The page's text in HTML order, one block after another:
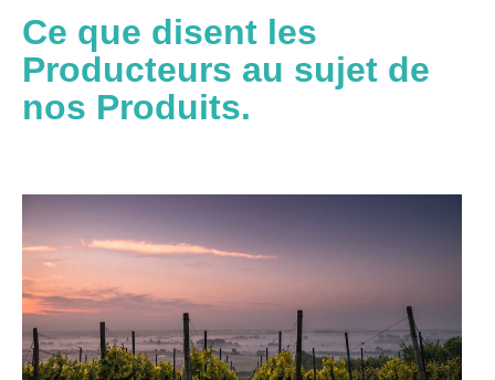
Ce que disent les
Producteurs au sujet de
nos Produits.